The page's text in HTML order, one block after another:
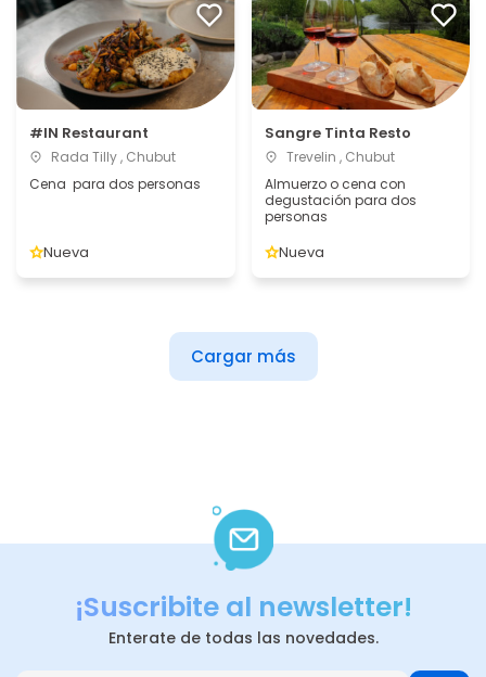
#IN Restaurant
Rada Tilly , Chubut
Cena para dos personas
Nueva
Sangre Tinta Resto
Trevelin , Chubut
Almuerzo o cena con
degustación para dos
personas
Nueva
Cargar más
¡Suscribite al newsletter!
Enterate de todas las novedades.